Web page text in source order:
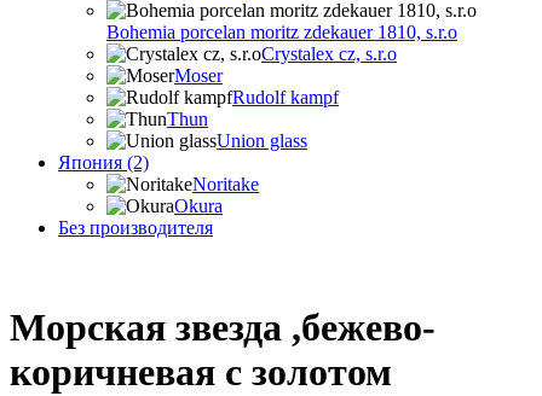
Bohemia porcelan moritz zdekauer 1810, s.r.o
Crystalex cz, s.r.o
Moser
Rudolf kampf
Thun
Union glass
Япония (2)
Noritake
Okura
Без производителя
Морская звезда ,бежево-
коричневая с золотом